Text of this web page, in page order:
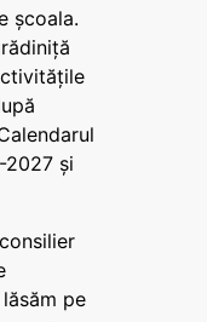
școala.
2027 și
pe